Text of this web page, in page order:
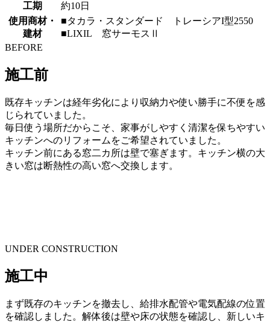
工期
約10日
使用商材・
建材
■タカラ・スタンダード トレーシアI型2550
■LIXIL 窓サーモスⅡ
BEFORE
施工前
既存キッチンは経年劣化により収納力や使い勝手に不便を感
じられていました。
毎日使う場所だからこそ、家事がしやすく清潔を保ちやすい
キッチンへのリフォームをご希望されていました。
キッチン前にある窓二カ所は壁で塞ぎます。キッチン横の大
きい窓は断熱性の高い窓へ交換します。
UNDER CONSTRUCTION
施工中
まず既存のキッチンを撤去し、給排水配管や電気配線の位置
を確認しました。解体後は壁や床の状態を確認し、新しいキ